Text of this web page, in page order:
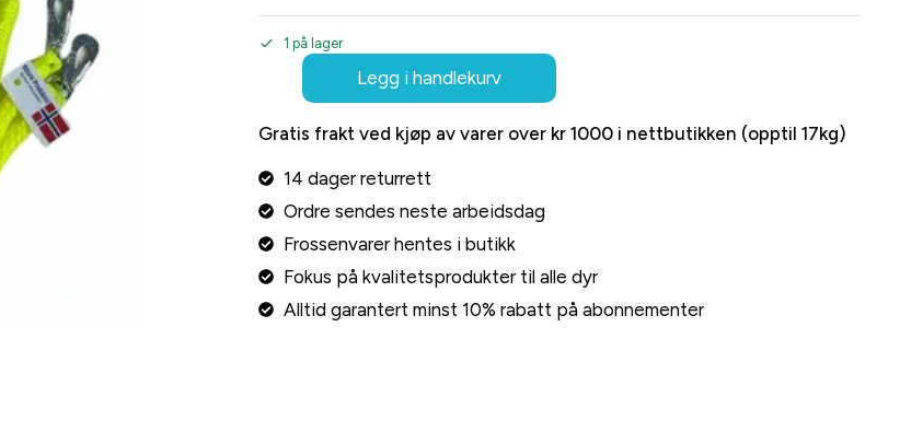
1 på lager
Legg i handlekurv
Gratis frakt ved kjøp av varer over kr 1000 i nettbutikken (opptil 17kg)
14 dager returrett
Ordre sendes neste arbeidsdag
Frossenvarer hentes i butikk
Fokus på kvalitetsprodukter til alle dyr
Alltid garantert minst 10% rabatt på abonnementer